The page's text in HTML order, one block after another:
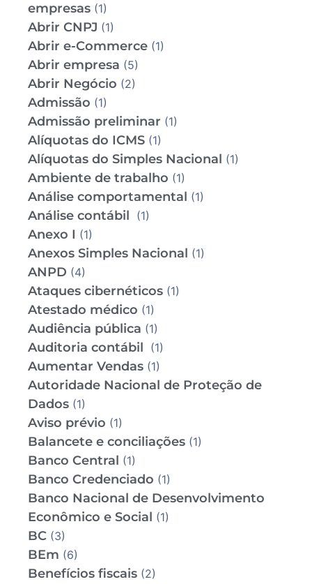
empresas (1)
Abrir CNPJ (1)
Abrir e-Commerce (1)
Abrir empresa (5)
Abrir Negócio (2)
Admissão (1)
Admissão preliminar (1)
Alíquotas do ICMS (1)
Alíquotas do Simples Nacional (1)
Ambiente de trabalho (1)
Análise comportamental (1)
Análise contábil (1)
Anexo I (1)
Anexos Simples Nacional (1)
ANPD (4)
Ataques cibernéticos (1)
Atestado médico (1)
Audiência pública (1)
Auditoria contábil (1)
Aumentar Vendas (1)
Autoridade Nacional de Proteção de
Dados (1)
Aviso prévio (1)
Balancete e conciliações (1)
Banco Central (1)
Banco Credenciado (1)
Banco Nacional de Desenvolvimento
Econômico e Social (1)
BC (3)
BEm (6)
Benefícios fiscais (2)